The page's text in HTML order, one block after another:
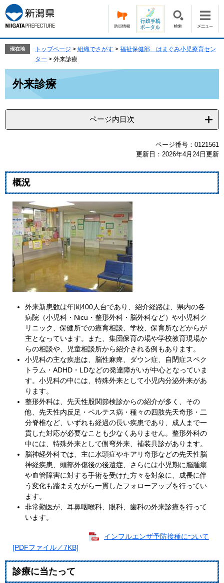
ー
ジ
の
で
ニ
ュ
ー
ば
本
文
現在地 トップページ > 組織でさがす > 福祉保健部 はまぐみ小児療育セン
ター > 外来診療
外来診療
ページ内目次
ページ番号：0121561
更新日：2026年4月24日更新
概況
外来新患数は年間400人台であり、紹介経路は、県内の各
病院（小児科・Nicu・整形外科・脳外科など）や小児科ク
リニック、保健所での療育相談、学校、保育所などからが
主となっています。また、集団保育の場や学校教育現場か
らの相談や、児童相談所から紹介される例もあります。
小児科の主な疾患は、脳性麻痺、ダウン症、自閉症スペク
トラム・ADHD・LDなどの発達障がいが中心となっていま
す。小児科の中には、特殊外来として小児内分泌外来があ
ります。
整形外科は、先天性股関節検診からの紹介が多く、その
他、先天性内反足・ペルテス病・種々の四肢先天奇形・二
分脊椎など、いずれも経過の長い疾患であり、成人まで一
貫した対応が必要なことも少なくありません。整形外科の
中には、特殊外来として側弯外来、補装具診があります。
​脳神経外科では、主に水頭症やキアリ奇形などの先天性脳
神経疾患、頭部外傷後の後遺症、さらには小児期に脳腫瘍
や血管障害に対する手術を受けた方々を対象に、成長に伴
う変化も踏まえながら一貫したフォローアップを行ってい
ます。
非常勤医が、耳鼻咽喉科、眼科、歯科の外来診療を行って
います。
インフルエンザ予防接種について
[PDFファイル／7KB]
診療に当たって